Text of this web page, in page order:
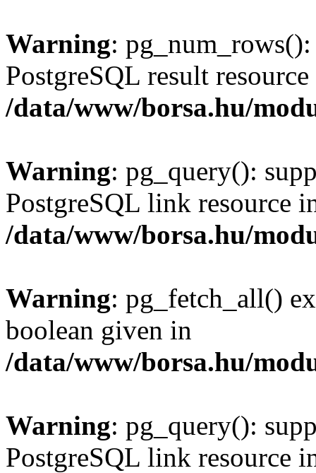
Warning:
PostgreSQL result
/data/www/borsa.hu/
Warning: pg_query():
PostgreSQL link resource
/data/www/borsa.hu/
Warning: pg_fetch_all()
boolean given in
/data/www/borsa.hu/
Warning: pg_query():
PostgreSQL link resource